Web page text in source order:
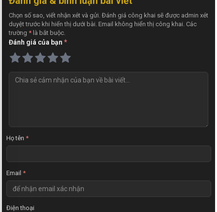
Chọn số sao, viết nhận xét và gửi. Đánh giá công khai sẽ được admin xét
duyệt trước khi hiển thị dưới bài. Email không hiển thị công khai. Các
trường * là bắt buộc.
Đánh giá của bạn *
Họ tên *
Email *
Điện thoại